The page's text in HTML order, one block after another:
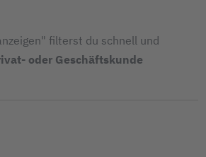
filterst du schnell und
oder Geschäftskunde